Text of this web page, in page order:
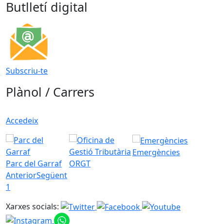
Butlletí digital
Subscriu-te
Plànol / Carrers
Accedeix
Parc del Garraf ORGT
Emergències
AnteriorSegüent
1
Xarxes socials: